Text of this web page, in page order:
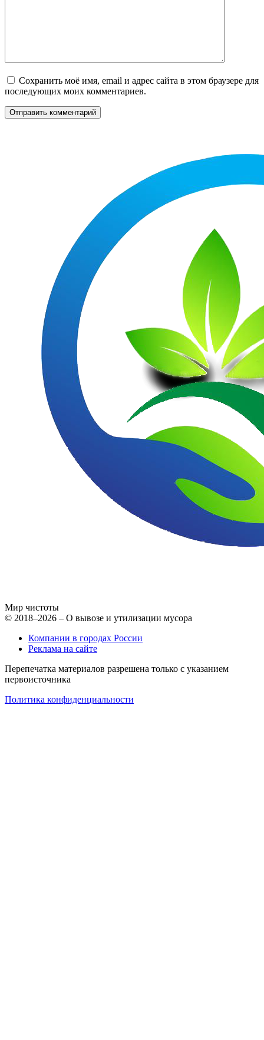
Сохранить моё имя, email и адрес сайта в этом браузере для
последующих моих комментариев.
Мир чистоты
© 2018–2026 – О вывозе и утилизации мусора
Компании в городах России
Реклама на сайте
Перепечатка материалов разрешена только с указанием
первоисточника
Политика конфиденциальности